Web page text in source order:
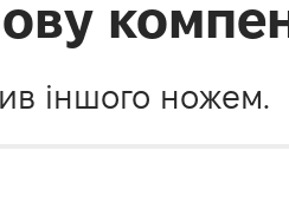
іншого ножем.